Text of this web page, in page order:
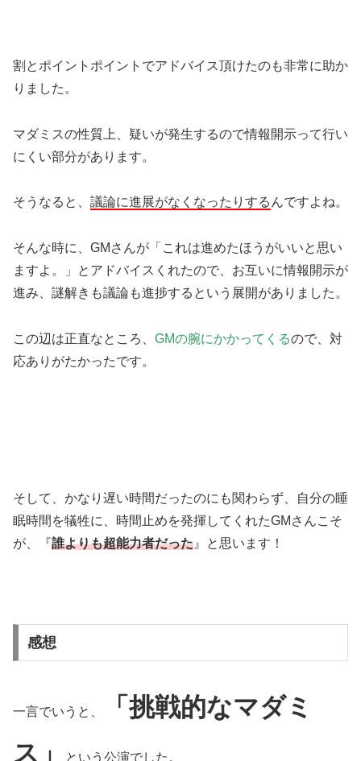
割とポイントポイントでアドバイス頂けたのも非常に助か
りました。
マダミスの性質上、疑いが発生するので情報開示って行い
にくい部分があります。
そうなると、 議論に進展がなくなったりする んですよね。
そんな時に、GMさんが「これは進めたほうがいいと思い
ますよ。」とアドバイスくれたので、お互いに情報開示が
進み、謎解きも議論も進捗するという展開がありました。
この辺は正直なところ、 GMの腕にかかってくるので、対
応ありがたかったです。
そして、かなり遅い時間だったのにも関わらず、自分の睡
眠時間を犠牲に、時間止めを発揮してくれたGMさんこそ
が、『誰よりも超能力者だった 』と思います！
感想
一言でいうと、
「挑戦的なマダミ
ス」
という公演でした。